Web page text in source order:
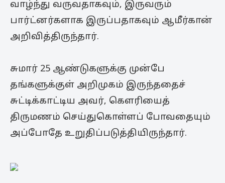
வாழ்ந்து வருவதாகவும், இருவரும்
பார்ட்னர்களாக இருப்பதாகவும் ஆமீர்கான்
அறிவித்திருந்தார்.
சுமார் 25 ஆண்டுகளுக்கு முன்பே
தங்களுக்குள் அறிமுகம் இருந்ததைச்
சுட்டிக்காட்டிய அவர், கௌரியைத்
திருமணம் செய்துகொள்ளப் போவதையும்
அப்போதே உறுதிப்படுத்தியிருந்தார்.